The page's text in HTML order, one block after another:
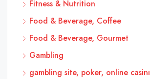
Fitness & Nutrition
Food & Beverage, Coffee
Food & Beverage, Gourmet
Gambling
gambling site, poker, online casinı